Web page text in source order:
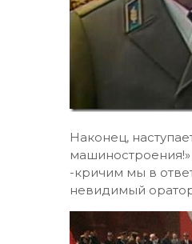
Наконец,
-кричим мы в
невидимый